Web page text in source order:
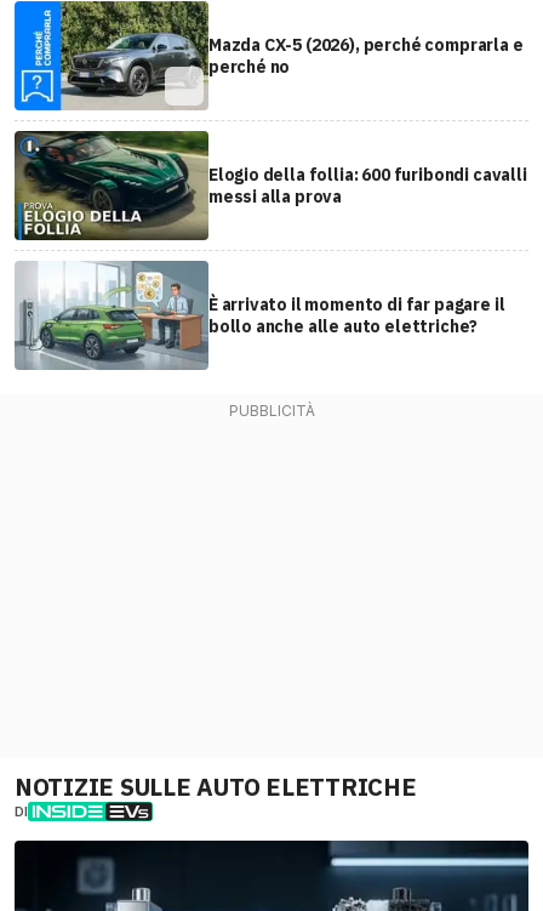
Mazda CX-5 (2026), perché comprarla e
perché no
Elogio della follia: 600 furibondi cavalli
messi alla prova
È arrivato il momento di far pagare il
bollo anche alle auto elettriche?
NOTIZIE SULLE AUTO ELETTRICHE
DI